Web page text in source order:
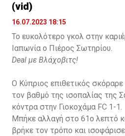
(vid)
16.07.2023 18:15
Το ευκολότερο γκολ στην
Ιαπωνία ο Πιέρος Σωτηρίου.
Deal με Βλάχοβιτς!
Ο Κύπριος επιθετικός
τον βαθμό της ισοπαλίας της
κόντρα στην Γιοκοχάμα FC 1-1.
Μπήκε αλλαγή στο 61ο λεπτό
βρήκε τον τρόπο και